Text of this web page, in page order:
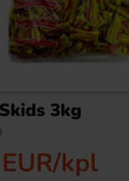
33cl
3kg
/kpl